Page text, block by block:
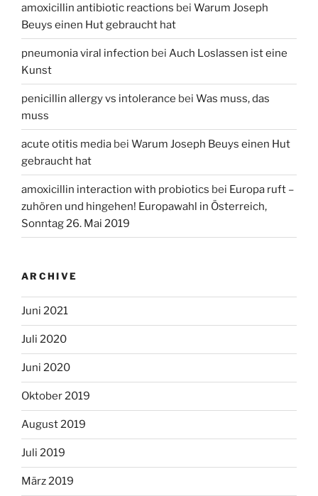
amoxicillin antibiotic reactions bei Warum Joseph
Beuys einen Hut gebraucht hat
pneumonia viral infection bei Auch Loslassen ist eine
Kunst
penicillin allergy vs intolerance bei Was muss, das
muss
acute otitis media bei Warum Joseph Beuys einen Hut
gebraucht hat
amoxicillin interaction with probiotics bei Europa ruft –
zuhören und hingehen! Europawahl in Österreich,
Sonntag 26. Mai 2019
ARCHIVE
Juni 2021
Juli 2020
Juni 2020
Oktober 2019
August 2019
Juli 2019
März 2019